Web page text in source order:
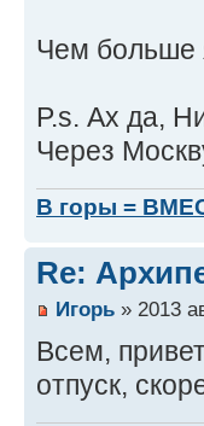
Чем больше
P.s. Ах да,
Через
В горы =
Re:
Игорь » 2013
Всем,
отпуск,